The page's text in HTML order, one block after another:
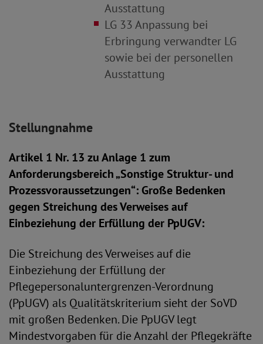
Ausstattung
LG 33 Anpassung bei
Erbringung verwandter LG
sowie bei der personellen
Ausstattung
Stellungnahme
Artikel 1 Nr. 13 zu Anlage 1 zum
Anforderungsbereich „Sonstige Struktur- und
Prozessvoraussetzungen“: Große Bedenken
gegen Streichung des Verweises auf
Einbeziehung der Erfüllung der PpUGV:
Die Streichung des Verweises auf die
Einbeziehung der Erfüllung der
Pflegepersonaluntergrenzen-Verordnung
(PpUGV) als Qualitätskriterium sieht der SoVD
mit großen Bedenken. Die PpUGV legt
Mindestvorgaben für die Anzahl der Pflegekräfte